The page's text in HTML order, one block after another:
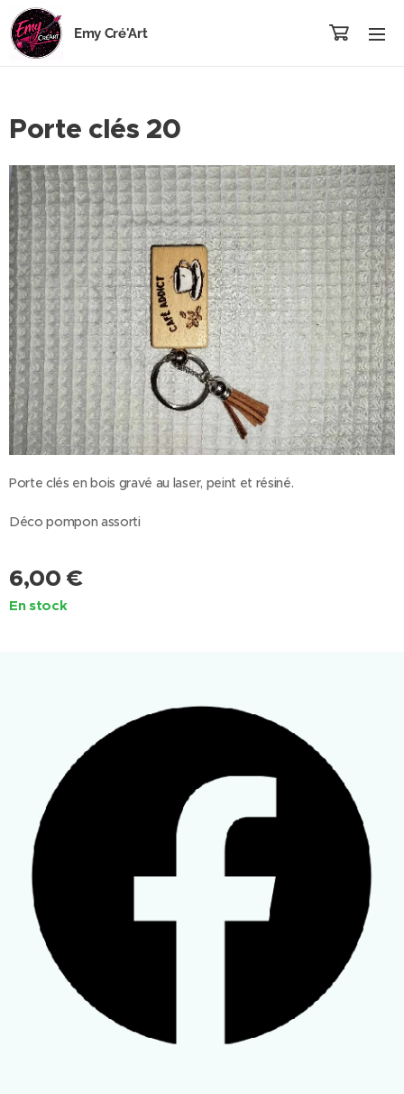
Emy Cré'Art
Porte clés 20
Porte clés en bois gravé au laser, peint et résiné.
Déco pompon assorti
6,00 €
En stock